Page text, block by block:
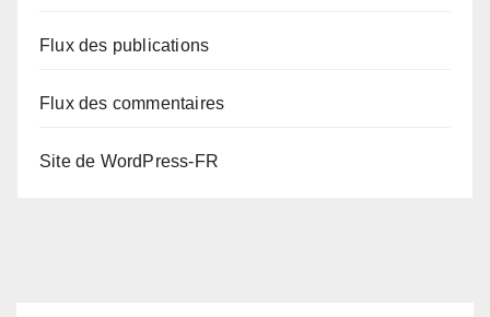
Flux des publications
Flux des commentaires
Site de WordPress-FR